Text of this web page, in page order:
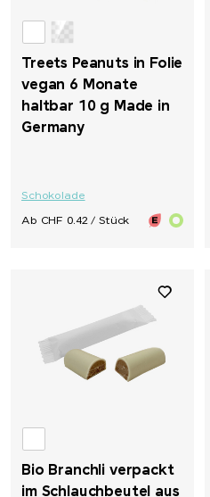
Treets Peanuts in Folie
vegan 6 Monate
haltbar 10 g Made in
Germany
Schokolade
Ab CHF 0.42 / Stück
Bio Branchli verpackt
im Schlauchbeutel aus